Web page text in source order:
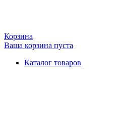
Корзина
Ваша корзина пуста
Каталог товаров